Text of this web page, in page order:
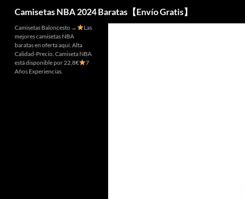
Camisetas NBA 2024 Baratas【Envío Gratis】
Camisetas Baloncesto →
Las
mejores camisetas NBA
baratas en oferta aquí. Alta
Calidad-Precio. Camiseta NBA
está disponible por 22,8€
7
Años Experiencias.